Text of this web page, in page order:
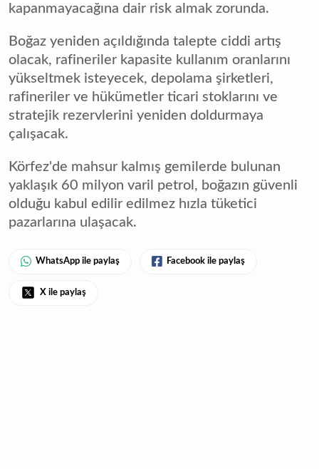
kapanmayacağına dair risk almak zorunda.
Boğaz yeniden açıldığında talepte ciddi artış
olacak, rafineriler kapasite kullanım oranlarını
yükseltmek isteyecek, depolama şirketleri,
rafineriler ve hükümetler ticari stoklarını ve
stratejik rezervlerini yeniden doldurmaya
çalışacak.
Körfez'de mahsur kalmış gemilerde bulunan
yaklaşık 60 milyon varil petrol, boğazın güvenli
olduğu kabul edilir edilmez hızla tüketici
pazarlarına ulaşacak.
WhatsApp ile paylaş Facebook ile paylaş
X ile paylaş